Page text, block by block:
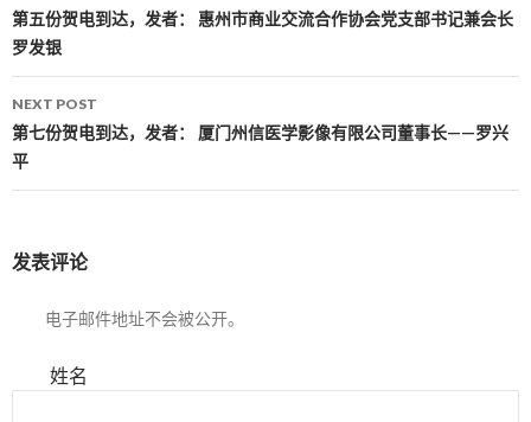
Post navigation
第五份贺电到达，发者： 惠州市商业交流合作协会党支部书记兼会长
罗发银
NEXT POST
第七份贺电到达，发者： 厦门州信医学影像有限公司董事长——罗兴
平
发表评论
电子邮件地址不会被公开。
姓名